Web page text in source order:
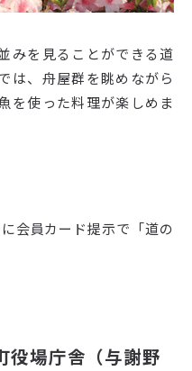
みを見ることができる道
は、舟屋群を眺めながら
を使った料理が楽しめま
会員カード提示で「道の
役場庁舎（与謝野